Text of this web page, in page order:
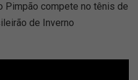
Pimpão compete no tênis de
de Inverno